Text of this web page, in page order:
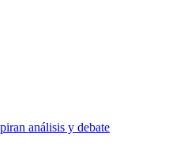
análisis y debate